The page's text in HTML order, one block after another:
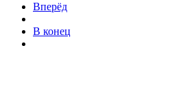
Вперёд
В конец